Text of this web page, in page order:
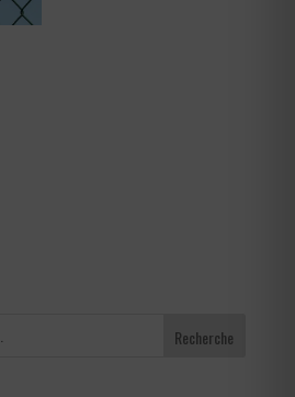
Recherche